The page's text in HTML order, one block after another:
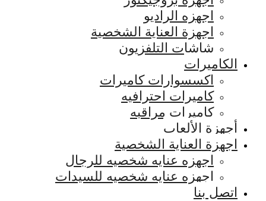
اجهزه الراديو
اجهزة العناية الشخصية
شاشات التلفزيون
الكاميرات
اكسسوارات كاميرات
كاميرات احترافيه
كاميرات مراقبه
أجهزة الألعاب
اجهزة العناية الشخصية
اجهزه عنايه شخصيه للرجال
اجهزه عنايه شخصيه للسيدات
اتصل بنا